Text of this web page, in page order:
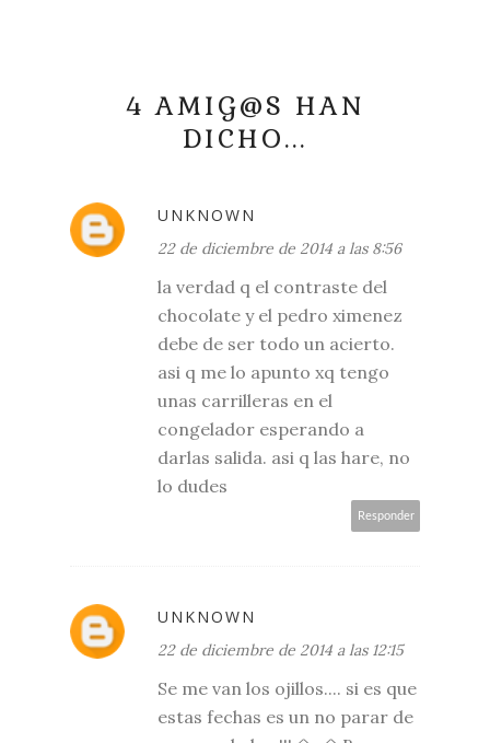
4 AMIG@S HAN
DICHO...
UNKNOWN
22 de diciembre de 2014 a las 8:56
la verdad q el contraste del
chocolate y el pedro ximenez
debe de ser todo un acierto.
asi q me lo apunto xq tengo
unas carrilleras en el
congelador esperando a
darlas salida. asi q las hare, no
lo dudes
Responder
UNKNOWN
22 de diciembre de 2014 a las 12:15
Se me van los ojillos.... si es que
estas fechas es un no parar de